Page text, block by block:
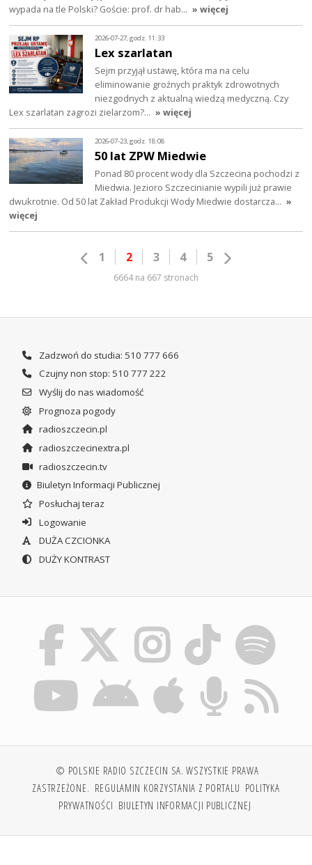
wypada na tle Polski? Goście: prof. dr hab… » więcej
2026-07-27, godz. 11:33
Lex szarlatan
Sejm przyjął ustawę, która ma na celu
eliminowanie groźnych praktyk zdrowotnych
niezgodnych z aktualną wiedzą medyczną. Czy
Lex szarlatan zagrozi zielarzom?… » więcej
2026-07-23, godz. 18:08
50 lat ZPW Miedwie
Ponad 80 procent wody dla Szczecina pochodzi z
Miedwia. Jezioro Szczecinianie wypili już prawie
dwukrotnie. Od 50 lat Zakład Produkcji Wody Miedwie dostarcza… »
więcej
1 2 3 4 5
6664 na 667 stronach
Zadzwoń do studia: 510 777 666
Czujny non stop: 510 777 222
Wyślij do nas wiadomość
Prognoza pogody
radioszczecin.pl
radioszczecinextra.pl
radioszczecin.tv
Biuletyn Informacji Publicznej
Posłuchaj teraz
Logowanie
DUŻA CZCIONKA
DUŻY KONTRAST
© POLSKIE RADIO SZCZECIN SA. WSZYSTKIE PRAWA
ZASTRZEŻONE. REGULAMIN KORZYSTANIA Z PORTALU POLITYKA
PRYWATNOŚCI BIULETYN INFORMACJI PUBLICZNEJ